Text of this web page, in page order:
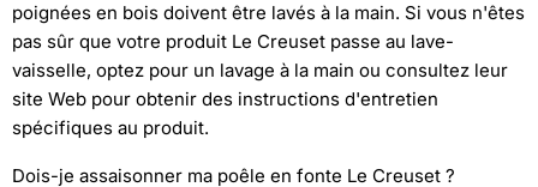
poignées en bois doivent être lavés à la main. Si vous n'êtes
pas sûr que votre produit Le Creuset passe au lave-
vaisselle, optez pour un lavage à la main ou consultez leur
site Web pour obtenir des instructions d'entretien
spécifiques au produit.
Dois-je assaisonner ma poêle en fonte Le Creuset ?